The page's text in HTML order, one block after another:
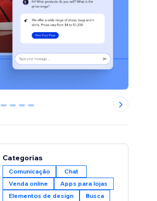
2 3 4 5
Categorias
Comunicação
Chat
Venda online
Apps para lojas
Elementos de design
Busca